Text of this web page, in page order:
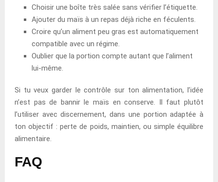
Choisir une boîte très salée sans vérifier l’étiquette.
Ajouter du maïs à un repas déjà riche en féculents.
Croire qu’un aliment peu gras est automatiquement
compatible avec un régime.
Oublier que la portion compte autant que l’aliment
lui-même.
Si tu veux garder le contrôle sur ton alimentation, l’idée
n’est pas de bannir le maïs en conserve. Il faut plutôt
l’utiliser avec discernement, dans une portion adaptée à
ton objectif : perte de poids, maintien, ou simple équilibre
alimentaire.
FAQ